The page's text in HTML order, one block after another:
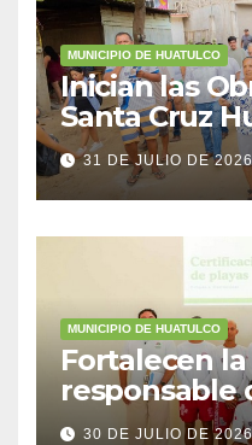
MUNICIPIO DE HUATULCO
Inician las
Santa Cruz
31 DE JULIO DE
MUNICIPIO DE HUATULCO
Fortalecen
responsable
Federal
30 DE JULIO DE